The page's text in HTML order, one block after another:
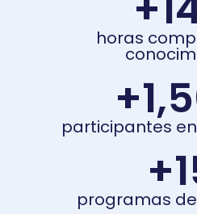
horas
+
participantes
+
programas